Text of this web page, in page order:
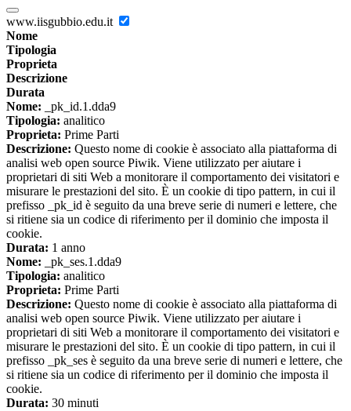
www.iisgubbio.edu.it
Nome
Tipologia
Proprieta
Descrizione
Durata
Nome: _pk_id.1.dda9
Tipologia: analitico
Proprieta: Prime Parti
Descrizione: Questo nome di cookie è associato alla piattaforma di
analisi web open source Piwik. Viene utilizzato per aiutare i
proprietari di siti Web a monitorare il comportamento dei visitatori e
misurare le prestazioni del sito. È un cookie di tipo pattern, in cui il
prefisso _pk_id è seguito da una breve serie di numeri e lettere, che
si ritiene sia un codice di riferimento per il dominio che imposta il
cookie.
Durata: 1 anno
Nome: _pk_ses.1.dda9
Tipologia: analitico
Proprieta: Prime Parti
Descrizione: Questo nome di cookie è associato alla piattaforma di
analisi web open source Piwik. Viene utilizzato per aiutare i
proprietari di siti Web a monitorare il comportamento dei visitatori e
misurare le prestazioni del sito. È un cookie di tipo pattern, in cui il
prefisso _pk_ses è seguito da una breve serie di numeri e lettere, che
si ritiene sia un codice di riferimento per il dominio che imposta il
cookie.
Durata: 30 minuti